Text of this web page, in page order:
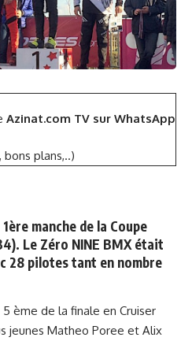
Azinat.com TV sur WhatsApp
plans,..)
manche de la Coupe
Le Zéro NINE BMX était
28 pilotes tant en nombre
ème de la finale en Cruiser
jeunes Matheo Poree et Alix